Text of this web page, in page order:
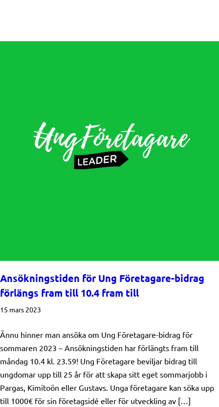
Ansökningstiden för Ung Företagare-bidrag
förlängs fram till 10.4 fram till
15 mars 2023
Ännu hinner man ansöka om Ung Företagare-bidrag för
sommaren 2023 – Ansökningstiden har förlängts fram till
måndag 10.4 kl. 23.59! Ung Företagare beviljar bidrag till
ungdomar upp till 25 år för att skapa sitt eget sommarjobb i
Pargas, Kimitoön eller Gustavs. Unga företagare kan söka upp
till 1000€ för sin företagsidé eller för utveckling av […]